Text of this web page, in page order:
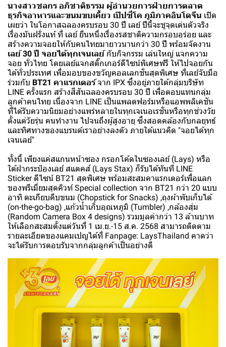
นางสาวชลกร อภิชาติธรรม ผู้อำนวยการฝ่ายการตลาด
ธุรกิจอาหารและขนมขบเคี้ยว เป๊ปซี่โค ภูมิภาคอินโดจีน เปิด
เผยว่า ในโอกาสฉลองครบรอบ 30 ปี เลย์ ปีนี้จะชูจุดเด่นตัวจริง
เรื่องมันฝรั่งแท้ ที่ เลย์ ยืนหนึ่งเรื่องรสชาติความกรอบอร่อย และ
สร้างความจอยให้กับคนไทยมายาวนานกว่า 30 ปี พร้อมจัดงาน
เลย์ 30 ปี จอยได้ทุกเจนเลย์กับกิจกรรม เล่นใหญ่ แจกความ
จอย ทั่วไทย โดยเลย์แจกสติ๊กเกอร์ดีไซน์พิเศษฟรี ให้ไปจอยกัน
ได้ทั่วประเทศ เพื่อมอบของขวัญคอลเลกชั่นสุดพิเศษ ที่เลย์จับมือ
ร่วมกับ BT21 คาแรกเตอร์จาก IPX ซึ่งอยู่ภายใต้กลุ่มบริษัท
LINE ครั้งแรก สร้างสีสันฉลองครบรอบ 30 ปี เพื่อตอบแทนกลุ่ม
ลูกค้าคนไทย เนื่องจาก LINE เป็นแพลตฟอร์มหรือแอพพลิเคชัน
ที่ได้รับความนิยมอย่างแพร่หลายในทุกเจเนอเรชั่นหรือทุกช่วงวัย
ตั้งแต่วัยรุ่น คนทำงาน ไปจนถึงผู้สูงอายุ ซึ่งสอดคล้องกับกลยุทธ์
และทิศทางของแบรนด์เราอย่างลงตัว ภายใต้แนวคิด "จอยได้ทุก
เจนเลย์"
ทั้งนี้ เพียงแค่สแกนหน้าซอง กรอกโค้ดในซองเลย์ (Lays) หรือ
ใต้ฝากระป๋องเลย์ สแตคส์ (Lays Stax) ก็รับได้ทันที LINE
Sticker ดีไซน์ BT21 สุดพิเศษ พร้อมสะสมคาแรกเตอร์เพื่อแลก
ของพรีเมี่ยมสุดคิวท์ Special collection จาก BT21 กว่า 20 แบบ
อาทิ ตะเกียบคีบขนม (Chopstick for Snacks) ,ถุงผ้าพับเก็บได้
(on-the-go-bag) ,แก้วน้ำเก็บอุณหภูมิ (Tumbler) ,กล้องสุ่ม
(Random Camera Box 4 designs) รวมมูลค่ากว่า 13 ล้านบาท
ให้เลือกสะสมตั้งแต่วันที่ 1 เม.ย.-15 ส.ค. 2568 สามารถติดตาม
รายละเอียดของแคมเปญได้ที่ Fanpage: LaysThailand คาดว่า
จะได้รับการตอบรับจากกลุ่มลูกค้าเป็นอย่างดี